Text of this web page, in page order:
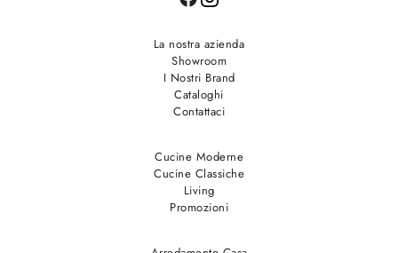
La nostra azienda
Showroom
I Nostri Brand
Cataloghi
Contattaci
Cucine Moderne
Cucine Classiche
Living
Promozioni